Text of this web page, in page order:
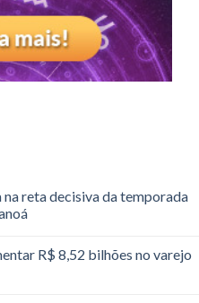
reta decisiva da temporada
R$ 8,52 bilhões no varejo